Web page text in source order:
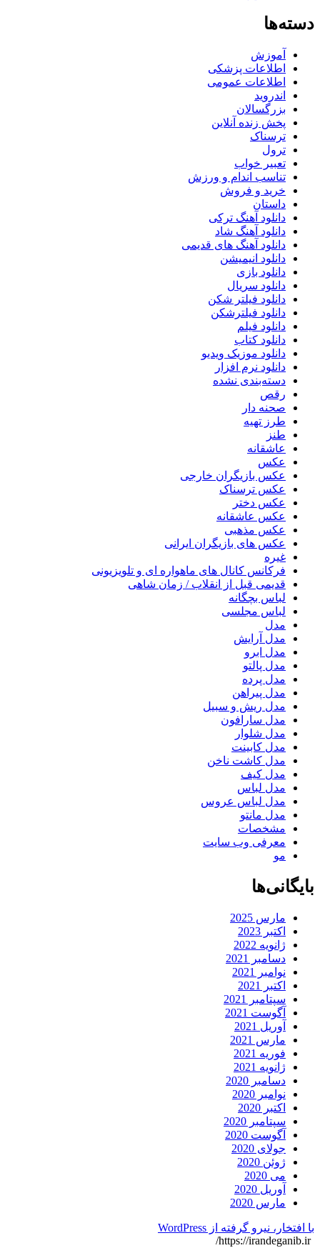
دسته‌ها
آموزش
اطلاعات پزشکی
اطلاعات عمومی
اندروید
بزرگسالان
پخش زنده آنلاین
ترسناک
ترول
تعبیر خواب
تناسب اندام و ورزش
خرید و فروش
داستان
دانلود آهنگ ترکی
دانلود آهنگ شاد
دانلود آهنگ های قدیمی
دانلود انیمیشن
دانلود بازی
دانلود سریال
دانلود فیلتر شکن
دانلود فیلترشکن
دانلود فیلم
دانلود کتاب
دانلود موزیک ویدیو
دانلود نرم افزار
دسته‌بندی نشده
رقص
صحنه دار
طرز تهیه
طنز
عاشقانه
عکس
عکس بازیگران خارجی
عکس ترسناک
عکس دختر
عکس عاشقانه
عکس مذهبی
عکس های بازیگران ایرانی
غیره
فرکانس کانال های ماهواره ای و تلویزیونی
قدیمی قبل از انقلاب / زمان شاهی
لباس بچگانه
لباس مجلسی
مدل
مدل آرایش
مدل ابرو
مدل پالتو
مدل پرده
مدل پیراهن
مدل ریش و سبیل
مدل سارافون
مدل شلوار
مدل کابینت
مدل کاشت ناخن
مدل کیف
مدل لباس
مدل لباس عروس
مدل مانتو
مشخصات
معرفی وب سایت
مو
بایگانی‌ها
مارس 2025
اکتبر 2023
ژانویه 2022
دسامبر 2021
نوامبر 2021
اکتبر 2021
سپتامبر 2021
آگوست 2021
آوریل 2021
مارس 2021
فوریه 2021
ژانویه 2021
دسامبر 2020
نوامبر 2020
اکتبر 2020
سپتامبر 2020
آگوست 2020
جولای 2020
ژوئن 2020
می 2020
آوریل 2020
مارس 2020
با افتخار، نیرو گرفته از WordPress
https://irandeganib.ir/